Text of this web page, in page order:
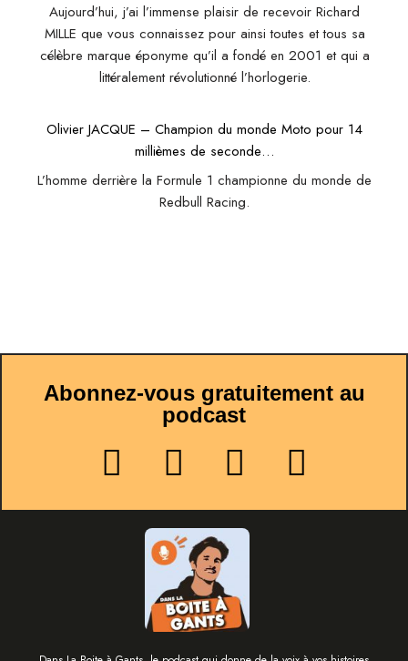
Aujourd’hui, j’ai l’immense plaisir de recevoir Richard
MILLE que vous connaissez pour ainsi toutes et tous sa
célèbre marque éponyme qu’il a fondé en 2001 et qui a
littéralement révolutionné l’horlogerie.
Olivier JACQUE – Champion du monde Moto pour 14
millièmes de seconde…
L’homme derrière la Formule 1 championne du monde de
Redbull Racing.
Abonnez-vous gratuitement au
podcast